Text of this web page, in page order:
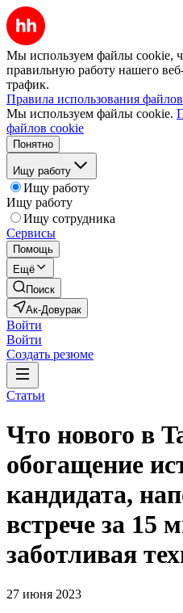
Мы используем файлы cookie,
правильную работу нашего
трафик.
Правила использования
Мы используем файлы cookie.
файлов cookie
Понятно
Ищу работу
Ищу работу
Ищу работу
Ищу сотрудника
Сервисы
Помощь
Ещё
Поиск
Ак-Довурак
Войти
Войти
Создать резюме
Статьи
Что нового в
обогащение
кандидата,
встрече за 15
заботливая
27 июня 2023